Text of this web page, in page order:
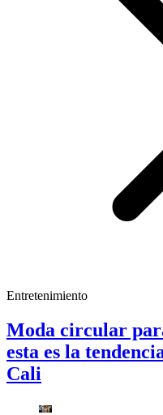
Entretenimiento
Moda circular
esta es la
Cali